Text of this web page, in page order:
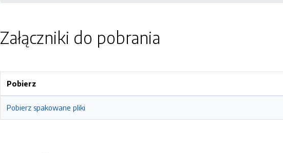
Załączniki do pobrania
Pobierz
Pobierz spakowane pliki